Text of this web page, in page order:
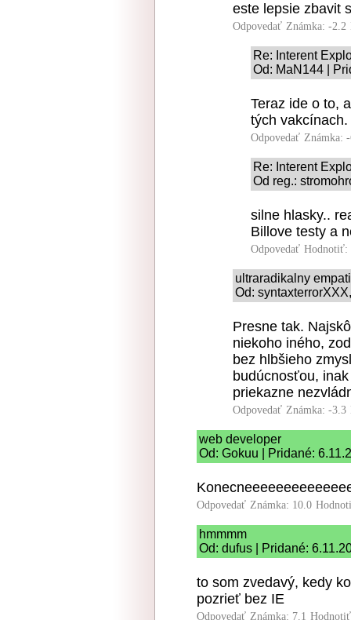
este lepsie zbavit
Odpovedať Známka: -2.2
Re: Interent
Od: MaN144 |
Teraz ide o to,
tých vakcínach.
Odpovedať Známka:
Re: Interent
Od reg.:
silne hlasky..
Billove testy a
Odpovedať Hodnotiť:
ultraradikalny
Od:
Presne tak.
niekoho iného,
bez hlbšieho
budúcnosťou,
priekazne
Odpovedať Známka: -3.3
web developer
Od: Gokuu | Pridané:
Odpovedať Známka: 10.0
hmmmm
Od: dufus | Pridané:
to som zvedavý, kedy
pozrieť bez IE
Odpovedať Známka: 7.1